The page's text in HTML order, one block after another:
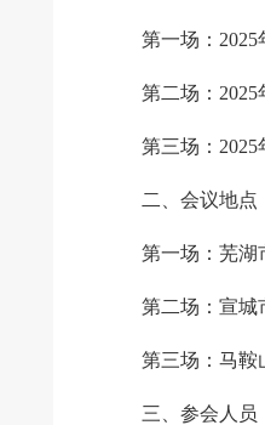
第一场： 2025
第二场： 2025
第三场： 2025
二、会议地点
第一场：芜湖
第二场：宣城
第三场：马鞍
三、参会人员